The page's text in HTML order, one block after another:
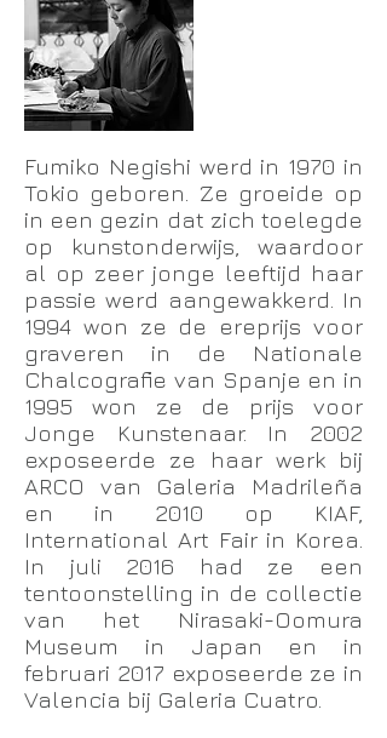
Fumiko Negishi werd in 1970 in
Tokio geboren. Ze groeide op
in een gezin dat zich toelegde
op kunstonderwijs, waardoor
al op zeer jonge leeftijd haar
passie werd aangewakkerd. In
1994 won ze de ereprijs voor
graveren in de Nationale
Chalcografie van Spanje en in
1995 won ze de prijs voor
Jonge Kunstenaar. In 2002
exposeerde ze haar werk bij
ARCO van Galeria Madrileña
en in 2010 op KIAF,
International Art Fair in Korea.
In juli 2016 had ze een
tentoonstelling in de collectie
van het Nirasaki-Oomura
Museum in Japan en in
februari 2017 exposeerde ze in
Valencia bij Galeria Cuatro.